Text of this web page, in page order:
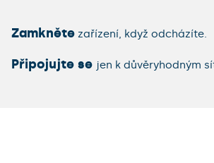
Zamkněte zařízení, když odcházíte.
Připojujte se jen k důvěryhodným